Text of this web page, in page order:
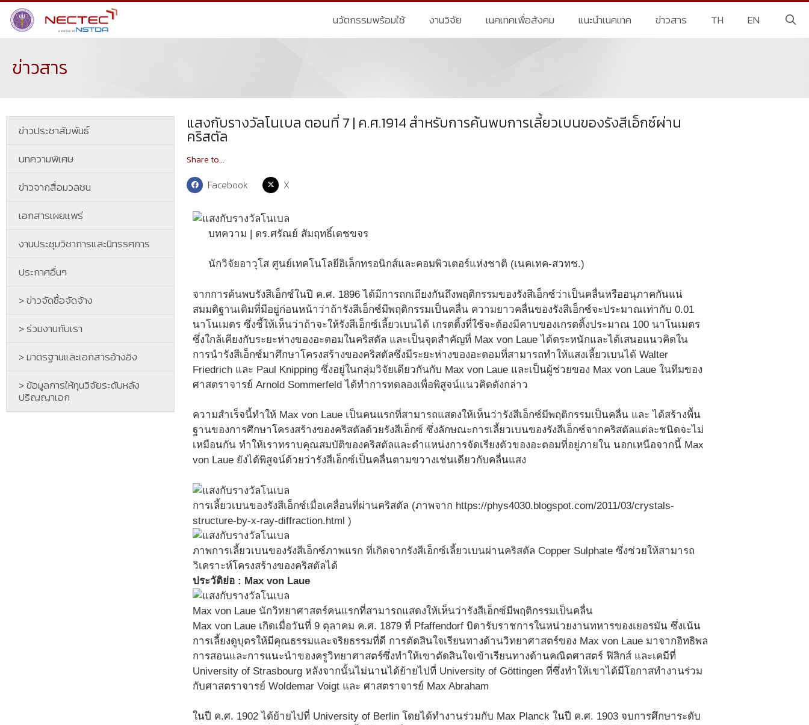
นวัตกรรมพร้อมใช้ งานวิจัย เนคเทคเพื่อสังคม แนะนำเนคเทค ข่าวสาร TH EN
ข่าวสาร
ข่าวประชาสัมพันธ์
บทความพิเศษ
ข่าวจากสื่อมวลชน
เอกสารเผยแพร่
งานประชุมวิชาการและนิทรรศการ
ประกาศอื่นๆ
> ข่าวจัดซื้อจัดจ้าง
> ร่วมงานกับเรา
> มาตรฐานและเอกสารอ้างอิง
> ข้อมูลการให้ทุนวิจัยระดับหลัง
ปริญญาเอก
แสงกับรางวัลโนเบล ตอนที่ 7 | ค.ศ.1914 สำหรับการค้นพบการเลี้ยวเบนของรังสีเอ็กซ์ผ่าน
คริสตัล
Share to...
Facebook X
บทความ | ดร.ศรัณย์ สัมฤทธิ์เดชขจร
นักวิจัยอาวุโส ศูนย์เทคโนโลยีอิเล็กทรอนิกส์และคอมพิวเตอร์แห่งชาติ (เนคเทค-สวทช.)
จากการค้นพบรังสีเอ็กซ์ในปี ค.ศ. 1896 ได้มีการถกเถียงกันถึงพฤติกรรมของรังสีเอ็กซ์ว่าเป็นคลื่นหรืออนุภาคกันแน่
สมมติฐานเดิมที่มีอยู่ก่อนหน้าว่าถ้ารังสีเอ็กซ์มีพฤติกรรมเป็นคลื่น ความยาวคลื่นของรังสีเอ็กซ์จะประมาณเท่ากับ 0.01
นาโนเมตร ซึ่งชี้ให้เห็นว่าถ้าจะให้รังสีเอ็กซ์เลี้ยวเบนได้ เกรตติ้งที่ใช้จะต้องมีคาบของเกรตติ้งประมาณ 100 นาโนเมตร
ซึ่งใกล้เคียงกับระยะห่างของอะตอมในคริสตัล และเป็นจุดสำคัญที่ Max von Laue ได้ตระหนักและได้เสนอแนวคิดใน
การนำรังสีเอ็กซ์มาศึกษาโครงสร้างของคริสตัลซึ่งมีระยะห่างของอะตอมที่สามารถทำให้แสงเลี้ยวเบนได้ Walter
Friedrich และ Paul Knipping ซึ่งอยู่ในกลุ่มวิจัยเดียวกันกับ Max von Laue และเป็นผู้ช่วยของ Max von Laue ในทีมของ
ศาสตราจารย์ Arnold Sommerfeld ได้ทำการทดลองเพื่อพิสูจน์แนวคิดดังกล่าว
ความสำเร็จนี้ทำให้ Max von Laue เป็นคนแรกที่สามารถแสดงให้เห็นว่ารังสีเอ็กซ์มีพฤติกรรมเป็นคลื่น และ ได้สร้างพื้น
ฐานของการศึกษาโครงสร้างของคริสตัลด้วยรังสีเอ็กซ์ ซึ่งลักษณะการเลี้ยวเบนของรังสีเอ็กซ์จากคริสตัลแต่ละชนิดจะไม่
เหมือนกัน ทำให้เราทราบคุณสมบัติของคริสตัลและตำแหน่งการจัดเรียงตัวของอะตอมที่อยู่ภายใน นอกเหนือจากนี้ Max
von Laue ยังได้พิสูจน์ด้วยว่ารังสีเอ็กซ์เป็นคลื่นตามขวางเช่นเดียวกับคลื่นแสง
การเลี้ยวเบนของรังสีเอ็กซ์เมื่อเคลื่อนที่ผ่านคริสตัล (ภาพจาก https://phys4030.blogspot.com/2011/03/crystals-
structure-by-x-ray-diffraction.html )
ภาพการเลี้ยวเบนของรังสีเอ็กซ์ภาพแรก ที่เกิดจากรังสีเอ็กซ์เลี้ยวเบนผ่านคริสตัล Copper Sulphate ซึ่งช่วยให้สามารถ
วิเคราะห์โครงสร้างของคริสตัลได้
ประวัติย่อ : Max von Laue
Max von Laue นักวิทยาศาสตร์คนแรกที่สามารถแสดงให้เห็นว่ารังสีเอ็กซ์มีพฤติกรรมเป็นคลื่น
Max von Laue เกิดเมื่อวันที่ 9 ตุลาคม ค.ศ. 1879 ที่ Pfaffendorf บิดารับราชการในหน่วยงานทหารของเยอรมัน ซึ่งเน้น
การเลี้ยงดูบุตรให้มีคุณธรรมและจริยธรรมที่ดี การตัดสินใจเรียนทางด้านวิทยาศาสตร์ของ Max von Laue มาจากอิทธิพล
การสอนและการแนะนำของครูวิทยาศาสตร์ซึ่งทำให้เขาตัดสินใจเข้าเรียนทางด้านคณิตศาสตร์ ฟิสิกส์ และเคมีที่
University of Strasbourg หลังจากนั้นไม่นานได้ย้ายไปที่ University of Göttingen ที่ซึ่งทำให้เขาได้มีโอกาสทำงานร่วม
กับศาสตราจารย์ Woldemar Voigt และ ศาสตราจารย์ Max Abraham
ในปี ค.ศ. 1902 ได้ย้ายไปที่ University of Berlin โดยได้ทำงานร่วมกับ Max Planck ในปี ค.ศ. 1903 จบการศึกษาระดับ